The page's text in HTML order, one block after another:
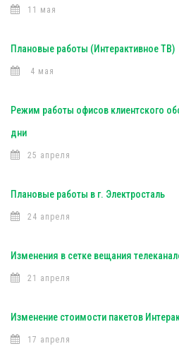
11 мая
Плановые работы (Интерактивное ТВ)
4 мая
Режим работы офисов клиентского
дни
25 апреля
Плановые работы в г. Электросталь
24 апреля
Изменения в сетке вещания
21 апреля
Изменение стоимости пакетов
17 апреля